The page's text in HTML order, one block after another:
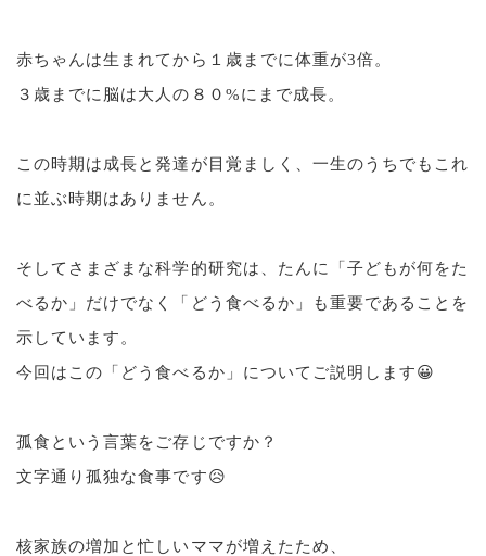
赤ちゃんは生まれてから１歳までに体重が3倍。
３歳までに脳は大人の８０%にまで成長。
この時期は成長と発達が目覚ましく、一生のうちでもこれ
に並ぶ時期はありません。
そしてさまざまな科学的研究は、たんに「子どもが何をた
べるか」だけでなく「どう食べるか」も重要であることを
示しています。
今回はこの「どう食べるか」についてご説明します😀
孤食という言葉をご存じですか？
文字通り孤独な食事です😥
核家族の増加と忙しいママが増えたため、